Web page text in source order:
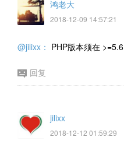
鸿老大
2018-12-09 14:57:21
@jilixx： PHP版本须在 >=5.6
回复
jilixx
2018-12-12 01:59:29